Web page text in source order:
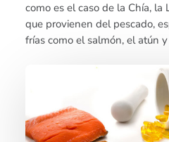
como es el caso de la Chía, la
que provienen del pescado,
frías como el salmón, el atún